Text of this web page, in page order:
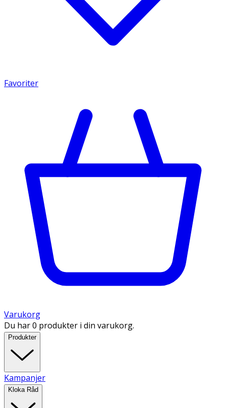
Favoriter
Varukorg
Du har 0 produkter i din varukorg.
Produkter
Kampanjer
Kloka Råd